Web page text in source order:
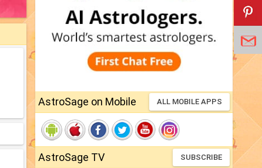
AstroSage on Mobile ALL MOBILE APPS
AstroSage TV SUBSCRIBE